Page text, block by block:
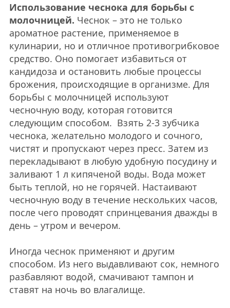
Использование чеснока для борьбы с
молочницей. Чеснок – это не только
ароматное растение, применяемое в
кулинарии, но и отличное противогрибковое
средство. Оно помогает избавиться от
кандидоза и остановить любые процессы
брожения, происходящие в организме. Для
борьбы с молочницей используют
чесночную воду, которая готовится
следующим способом. Взять 2-3 зубчика
чеснока, желательно молодого и сочного,
чистят и пропускают через пресс. Затем из
перекладывают в любую удобную посудину и
заливают 1 л кипяченой воды. Вода может
быть теплой, но не горячей. Настаивают
чесночную воду в течение нескольких часов,
после чего проводят спринцевания дважды в
день – утром и вечером.
Иногда чеснок применяют и другим
способом. Из него выдавливают сок, немного
разбавляют водой, смачивают тампон и
ставят на ночь во влагалище.